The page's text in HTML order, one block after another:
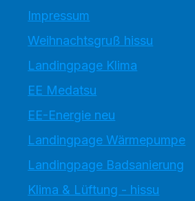
Impressum
Weihnachtsgruß hissu
Landingpage Klima
EE Medatsu
EE-Energie neu
Landingpage Wärmepumpe
Landingpage Badsanierung
Klima & Lüftung - hissu